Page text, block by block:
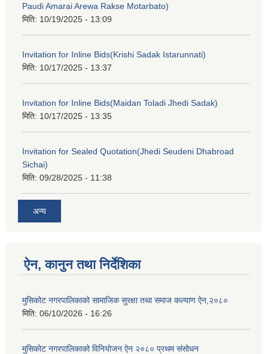
Paudi Amarai Arewa Rakse Motarbato)
मिति: 10/19/2025 - 13:09
Invitation for Inline Bids(Krishi Sadak Istarunnati)
मिति: 10/17/2025 - 13:37
Invitation for Inline Bids(Maidan Toladi Jhedi Sadak)
मिति: 10/17/2025 - 13:35
Invitation for Sealed Quotation(Jhedi Seudeni Dhabroad
Sichai)
मिति: 09/28/2025 - 11:38
अन्य
ऐन, कानुन तथा निर्देशिका
मुसिकोट नगरपालिकाको सामाजिक सुरक्षा तथा समाज कल्याण ऐन,२०८०
मिति: 06/10/2026 - 16:26
मुसिकोट नगरपालिकाको विनियोजन ऐन २०८० प्रथम संसोधन